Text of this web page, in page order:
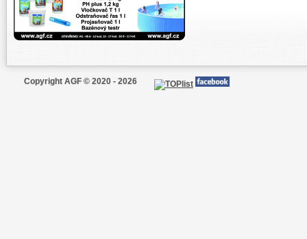
Copyright AGF © 2020 - 2026